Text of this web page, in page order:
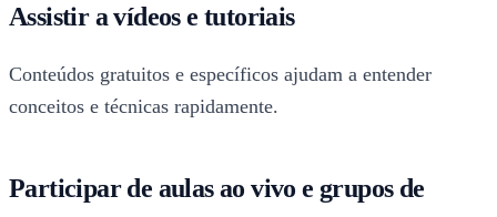
Assistir a vídeos e tutoriais
Conteúdos gratuitos e específicos ajudam a entender
conceitos e técnicas rapidamente.
Participar de aulas ao vivo e grupos de